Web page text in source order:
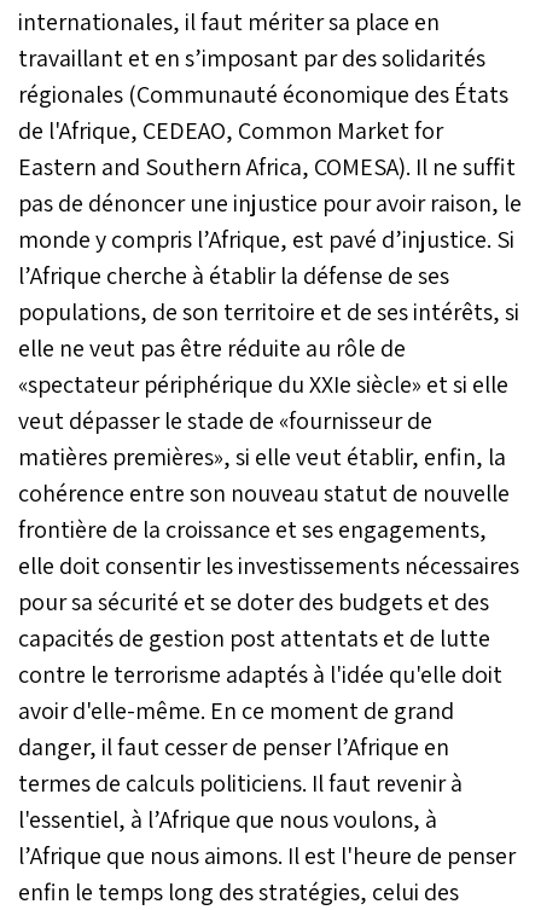
internationales, il faut mériter sa place en
travaillant et en s’imposant par des solidarités
régionales (Communauté économique des États
de l'Afrique, CEDEAO, Common Market for
Eastern and Southern Africa, COMESA). Il ne suffit
pas de dénoncer une injustice pour avoir raison, le
monde y compris l’Afrique, est pavé d’injustice. Si
l’Afrique cherche à établir la défense de ses
populations, de son territoire et de ses intérêts, si
elle ne veut pas être réduite au rôle de
«spectateur périphérique du XXIe siècle» et si elle
veut dépasser le stade de «fournisseur de
matières premières», si elle veut établir, enfin, la
cohérence entre son nouveau statut de nouvelle
frontière de la croissance et ses engagements,
elle doit consentir les investissements nécessaires
pour sa sécurité et se doter des budgets et des
capacités de gestion post attentats et de lutte
contre le terrorisme adaptés à l'idée qu'elle doit
avoir d'elle-même. En ce moment de grand
danger, il faut cesser de penser l’Afrique en
termes de calculs politiciens. Il faut revenir à
l'essentiel, à l’Afrique que nous voulons, à
l’Afrique que nous aimons. Il est l'heure de penser
enfin le temps long des stratégies, celui des